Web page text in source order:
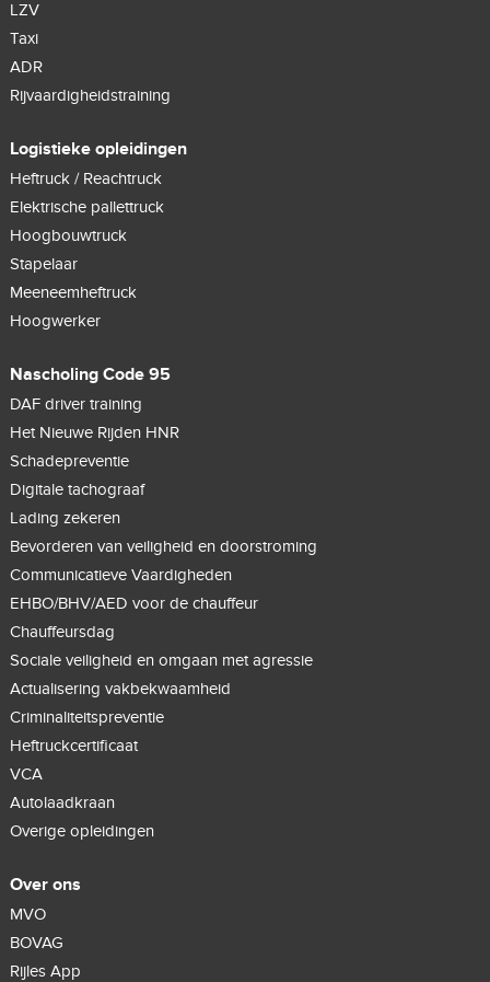
LZV
Taxi
ADR
Rijvaardigheidstraining
Logistieke opleidingen
Heftruck / Reachtruck
Elektrische pallettruck
Hoogbouwtruck
Stapelaar
Meeneemheftruck
Hoogwerker
Nascholing Code 95
DAF driver training
Het Nieuwe Rijden HNR
Schadepreventie
Digitale tachograaf
Lading zekeren
Bevorderen van veiligheid en doorstroming
Communicatieve Vaardigheden
EHBO/BHV/AED voor de chauffeur
Chauffeursdag
Sociale veiligheid en omgaan met agressie
Actualisering vakbekwaamheid
Criminaliteitspreventie
Heftruckcertificaat
VCA
Autolaadkraan
Overige opleidingen
Over ons
MVO
BOVAG
Rijles App